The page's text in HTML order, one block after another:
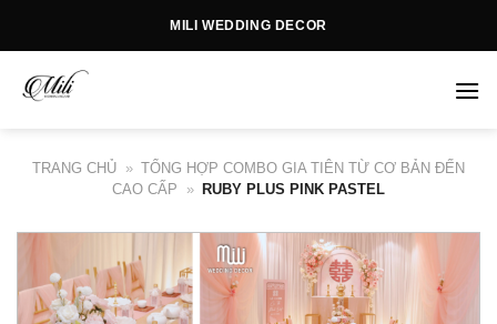
MILI WEDDING DECOR
TRANG CHỦ » TỔNG HỢP COMBO GIA TIÊN TỪ CƠ BẢN ĐẾN
CAO CẤP
» RUBY PLUS PINK PASTEL